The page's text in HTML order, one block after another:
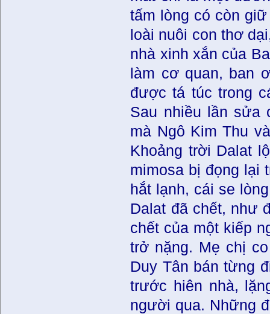
tấm lòng có còn
loài nuôi con thơ
nhà xinh xắn của
làm cơ quan, ban
được tá túc trong
Sau nhiều lần sửa
mà Ngô Kim Thu
Khoảng trời Dalat
mimosa bị đọng lại
hắt lạnh, cái se
Dalat đã chết, như
chết của một kiếp
trở nặng. Mẹ chị
Duy Tân bán từng
trước hiên nhà,
người qua. Những